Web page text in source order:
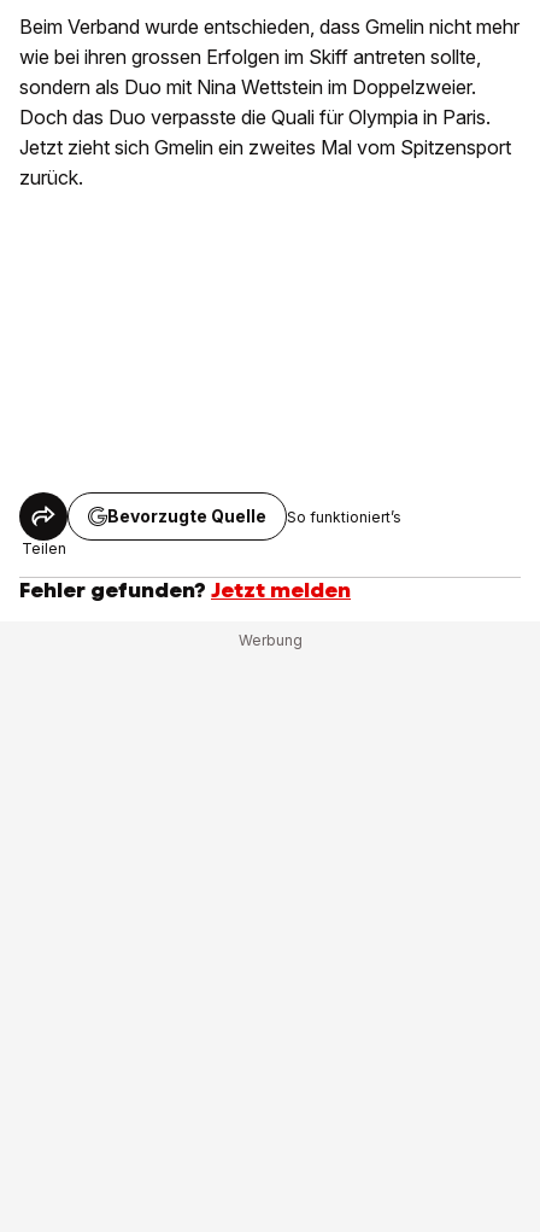
Beim Verband wurde entschieden, dass Gmelin nicht mehr
wie bei ihren grossen Erfolgen im Skiff antreten sollte,
sondern als Duo mit Nina Wettstein im Doppelzweier.
Doch das Duo verpasste die Quali für Olympia in Paris.
Jetzt zieht sich Gmelin ein zweites Mal vom Spitzensport
zurück.
Teilen
Bevorzugte Quelle So funktioniert’s
Fehler gefunden? Jetzt melden